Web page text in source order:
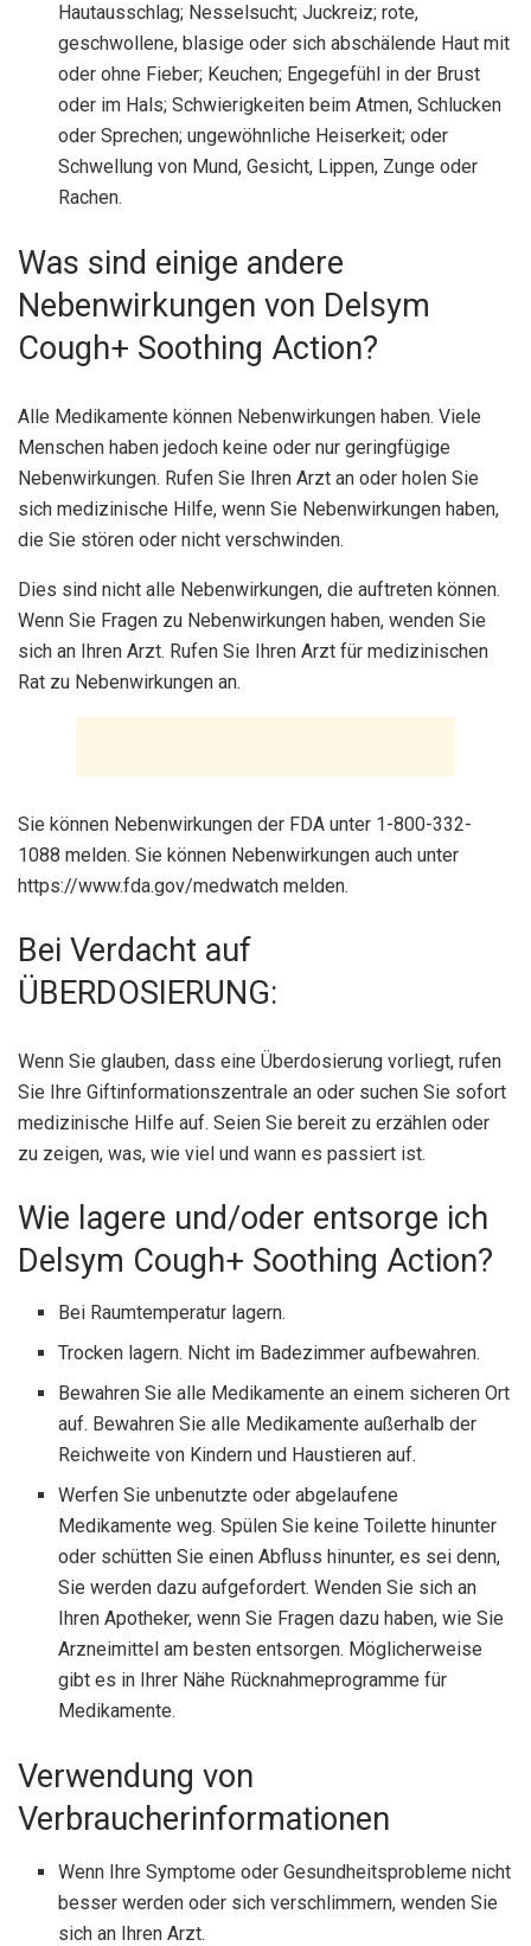
Hautausschlag; Nesselsucht; Juckreiz; rote,
geschwollene, blasige oder sich abschälende Haut mit
oder ohne Fieber; Keuchen; Engegefühl in der Brust
oder im Hals; Schwierigkeiten beim Atmen, Schlucken
oder Sprechen; ungewöhnliche Heiserkeit; oder
Schwellung von Mund, Gesicht, Lippen, Zunge oder
Rachen.
Was sind einige andere
Nebenwirkungen von Delsym
Cough+ Soothing Action?
Alle Medikamente können Nebenwirkungen haben. Viele
Menschen haben jedoch keine oder nur geringfügige
Nebenwirkungen. Rufen Sie Ihren Arzt an oder holen Sie
sich medizinische Hilfe, wenn Sie Nebenwirkungen haben,
die Sie stören oder nicht verschwinden.
Dies sind nicht alle Nebenwirkungen, die auftreten können.
Wenn Sie Fragen zu Nebenwirkungen haben, wenden Sie
sich an Ihren Arzt. Rufen Sie Ihren Arzt für medizinischen
Rat zu Nebenwirkungen an.
Sie können Nebenwirkungen der FDA unter 1-800-332-
1088 melden. Sie können Nebenwirkungen auch unter
https://www.fda.gov/medwatch melden.
Bei Verdacht auf
ÜBERDOSIERUNG:
Wenn Sie glauben, dass eine Überdosierung vorliegt, rufen
Sie Ihre Giftinformationszentrale an oder suchen Sie sofort
medizinische Hilfe auf. Seien Sie bereit zu erzählen oder
zu zeigen, was, wie viel und wann es passiert ist.
Wie lagere und/oder entsorge ich
Delsym Cough+ Soothing Action?
Bei Raumtemperatur lagern.
Trocken lagern. Nicht im Badezimmer aufbewahren.
Bewahren Sie alle Medikamente an einem sicheren Ort
auf. Bewahren Sie alle Medikamente außerhalb der
Reichweite von Kindern und Haustieren auf.
Werfen Sie unbenutzte oder abgelaufene
Medikamente weg. Spülen Sie keine Toilette hinunter
oder schütten Sie einen Abfluss hinunter, es sei denn,
Sie werden dazu aufgefordert. Wenden Sie sich an
Ihren Apotheker, wenn Sie Fragen dazu haben, wie Sie
Arzneimittel am besten entsorgen. Möglicherweise
gibt es in Ihrer Nähe Rücknahmeprogramme für
Medikamente.
Verwendung von
Verbraucherinformationen
Wenn Ihre Symptome oder Gesundheitsprobleme nicht
besser werden oder sich verschlimmern, wenden Sie
sich an Ihren Arzt.